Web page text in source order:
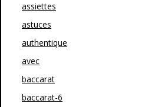
assiettes
astuces
authentique
avec
baccarat
baccarat-6